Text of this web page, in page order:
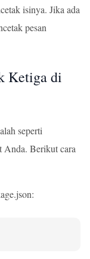
isinya. Jika ada
pesan
Ketiga di
seperti
Anda. Berikut cara